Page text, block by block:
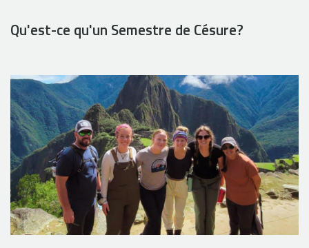
Qu'est-ce qu'un Semestre de Césure?